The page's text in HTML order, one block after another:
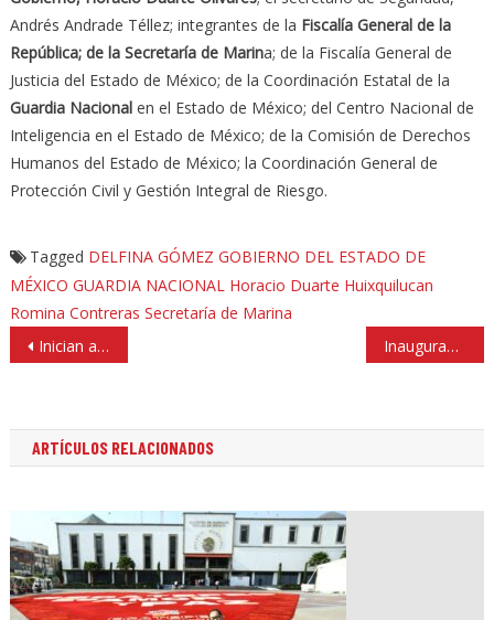
Andrés Andrade Téllez; integrantes de la Fiscalía General de la
República; de la Secretaría de Marina; de la Fiscalía General de
Justicia del Estado de México; de la Coordinación Estatal de la
Guardia Nacionalen el Estado de México; del Centro Nacional de
Inteligencia en el Estado de México; de la Comisión de Derechos
Humanos del Estado de México; la Coordinación General de
Protección Civil y Gestión Integral de Riesgo.
Tagged DELFINA GÓMEZ GOBIERNO DEL ESTADO DE
MÉXICO GUARDIA NACIONAL Horacio Duarte Huixquilucan
Romina Contreras Secretaría de Marina
Navegación
de
Inician actividad empresarial desde prepa en Atizapán de Zaragoza Inauguran tres parques para sumar 66 en Huixquilucan
ARTÍCULOS RELACIONADOS